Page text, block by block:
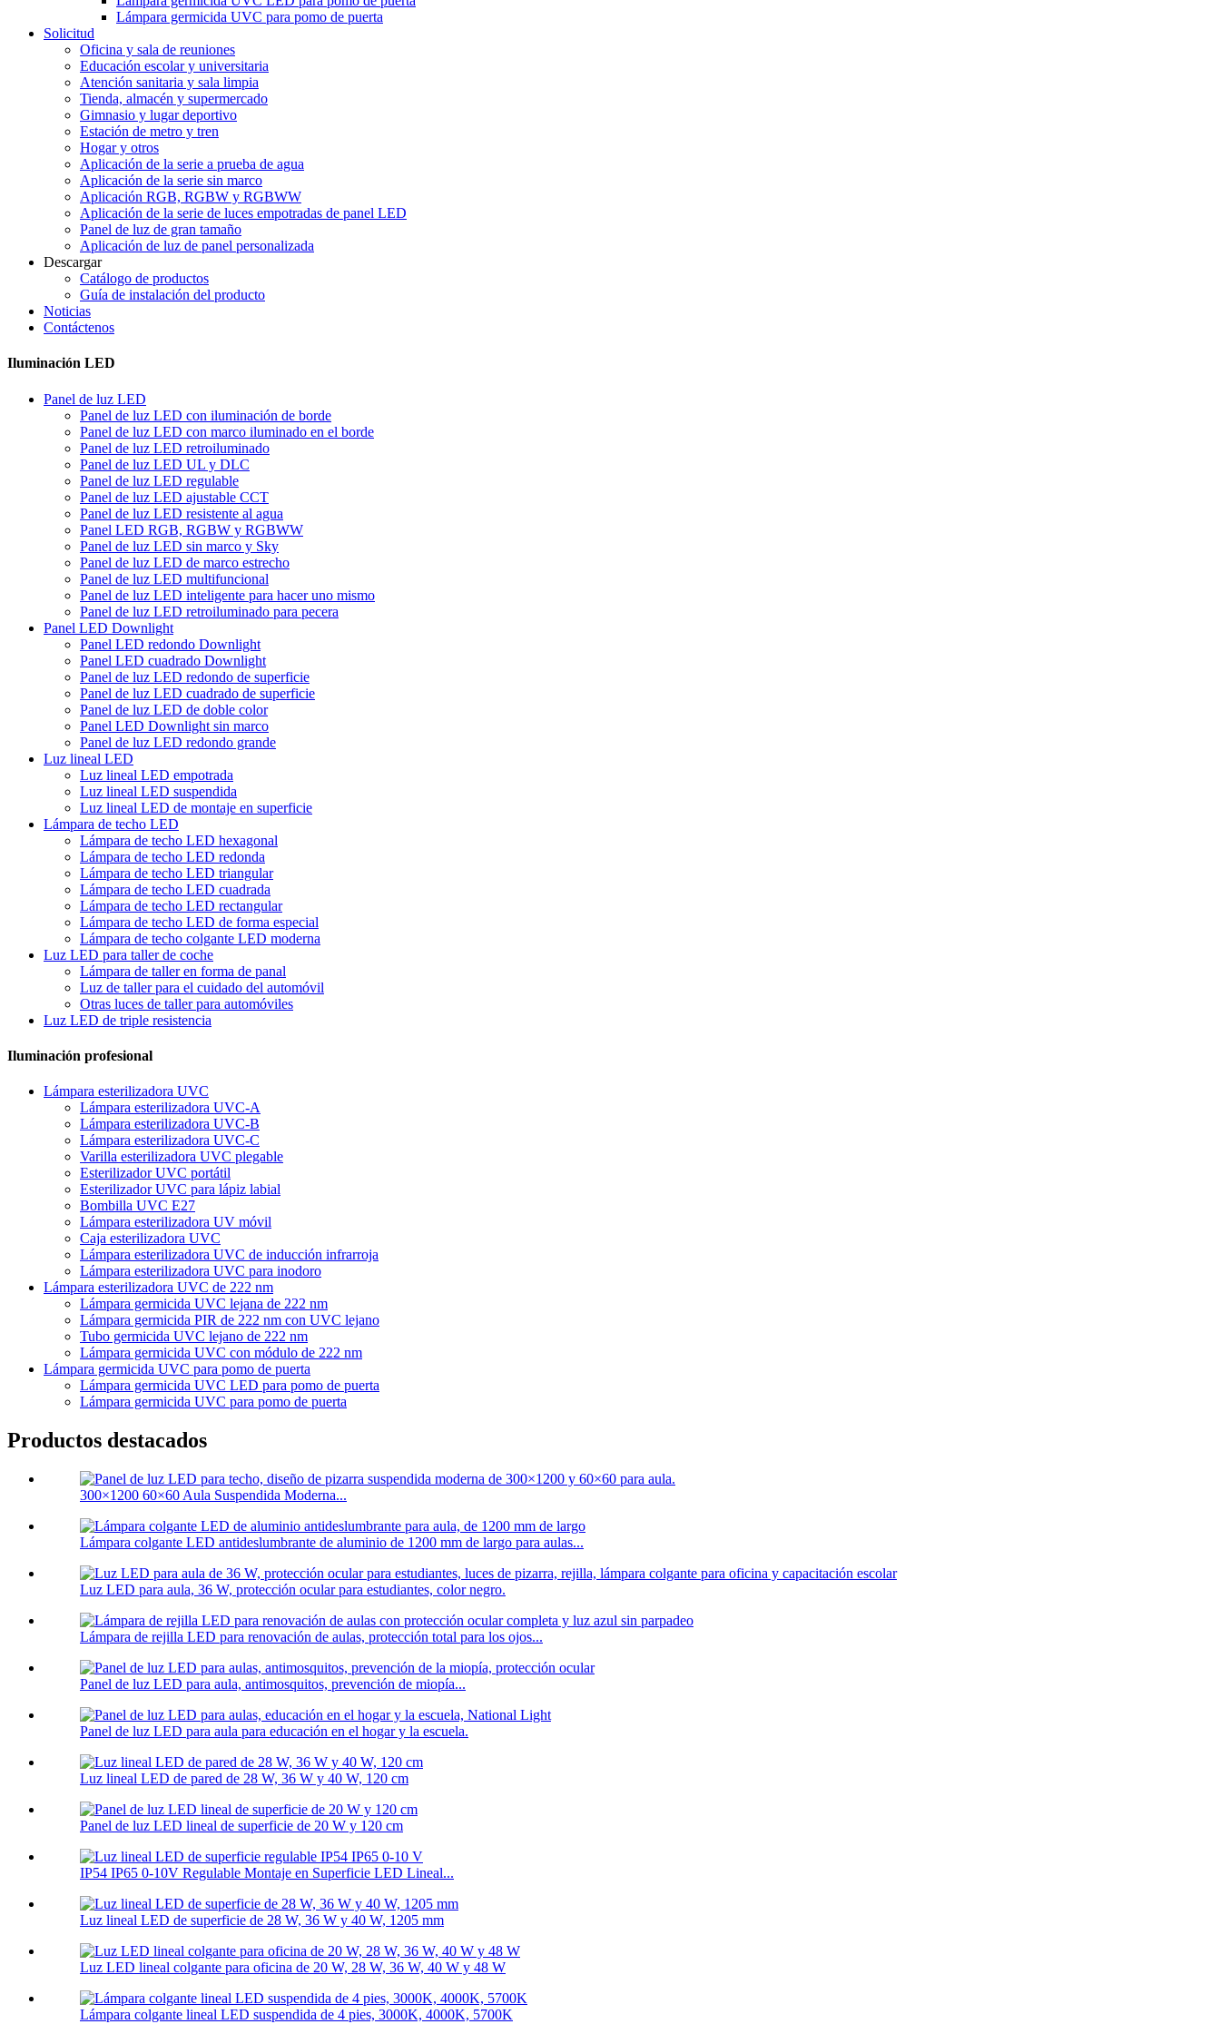
Lámpara germicida UVC para pomo de puerta
Solicitud
Oficina y sala de reuniones
Educación escolar y universitaria
Atención sanitaria y sala limpia
Tienda, almacén y supermercado
Gimnasio y lugar deportivo
Estación de metro y tren
Hogar y otros
Aplicación de la serie a prueba de agua
Aplicación de la serie sin marco
Aplicación RGB, RGBW y RGBWW
Aplicación de la serie de luces empotradas de panel LED
Panel de luz de gran tamaño
Aplicación de luz de panel personalizada
Descargar
Catálogo de productos
Guía de instalación del producto
Noticias
Contáctenos
Iluminación LED
Panel de luz LED
Panel de luz LED con iluminación de borde
Panel de luz LED con marco iluminado en el borde
Panel de luz LED retroiluminado
Panel de luz LED UL y DLC
Panel de luz LED regulable
Panel de luz LED ajustable CCT
Panel de luz LED resistente al agua
Panel LED RGB, RGBW y RGBWW
Panel de luz LED sin marco y Sky
Panel de luz LED de marco estrecho
Panel de luz LED multifuncional
Panel de luz LED inteligente para hacer uno mismo
Panel de luz LED retroiluminado para pecera
Panel LED Downlight
Panel LED redondo Downlight
Panel LED cuadrado Downlight
Panel de luz LED redondo de superficie
Panel de luz LED cuadrado de superficie
Panel de luz LED de doble color
Panel LED Downlight sin marco
Panel de luz LED redondo grande
Luz lineal LED
Luz lineal LED empotrada
Luz lineal LED suspendida
Luz lineal LED de montaje en superficie
Lámpara de techo LED
Lámpara de techo LED hexagonal
Lámpara de techo LED redonda
Lámpara de techo LED triangular
Lámpara de techo LED cuadrada
Lámpara de techo LED rectangular
Lámpara de techo LED de forma especial
Lámpara de techo colgante LED moderna
Luz LED para taller de coche
Lámpara de taller en forma de panal
Luz de taller para el cuidado del automóvil
Otras luces de taller para automóviles
Luz LED de triple resistencia
Iluminación profesional
Lámpara esterilizadora UVC
Lámpara esterilizadora UVC-A
Lámpara esterilizadora UVC-B
Lámpara esterilizadora UVC-C
Varilla esterilizadora UVC plegable
Esterilizador UVC portátil
Esterilizador UVC para lápiz labial
Bombilla UVC E27
Lámpara esterilizadora UV móvil
Caja esterilizadora UVC
Lámpara esterilizadora UVC de inducción infrarroja
Lámpara esterilizadora UVC para inodoro
Lámpara esterilizadora UVC de 222 nm
Lámpara germicida UVC lejana de 222 nm
Lámpara germicida PIR de 222 nm con UVC lejano
Tubo germicida UVC lejano de 222 nm
Lámpara germicida UVC con módulo de 222 nm
Lámpara germicida UVC para pomo de puerta
Lámpara germicida UVC LED para pomo de puerta
Lámpara germicida UVC para pomo de puerta
Productos destacados
300×1200 60×60 Aula Suspendida Moderna...
Lámpara colgante LED antideslumbrante de aluminio de 1200 mm de largo para aulas...
Luz LED para aula, 36 W, protección ocular para estudiantes, color negro.
Lámpara de rejilla LED para renovación de aulas, protección total para los ojos...
Panel de luz LED para aula, antimosquitos, prevención de miopía...
Panel de luz LED para aula para educación en el hogar y la escuela.
Luz lineal LED de pared de 28 W, 36 W y 40 W, 120 cm
Panel de luz LED lineal de superficie de 20 W y 120 cm
IP54 IP65 0-10V Regulable Montaje en Superficie LED Lineal...
Luz lineal LED de superficie de 28 W, 36 W y 40 W, 1205 mm
Luz LED lineal colgante para oficina de 20 W, 28 W, 36 W, 40 W y 48 W
Lámpara colgante lineal LED suspendida de 4 pies, 3000K, 4000K, 5700K